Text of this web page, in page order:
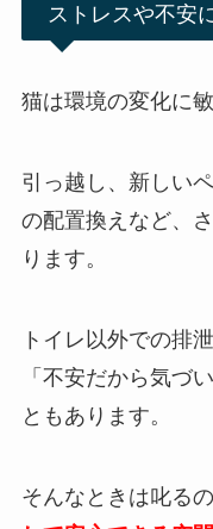
ストレスや不安
猫は環境の変化に敏
引っ越し、新しい
の配置換えなど、
ります。
トイレ以外での排
「不安だから気づ
ともあります。
そんなときは叱る